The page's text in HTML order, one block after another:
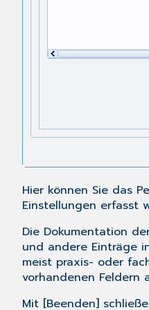
Hier können Sie das
Einstellungen erfasst
Die Dokumentation
und andere Einträge
meist praxis- oder
vorhandenen Feldern
Mit [Beenden]